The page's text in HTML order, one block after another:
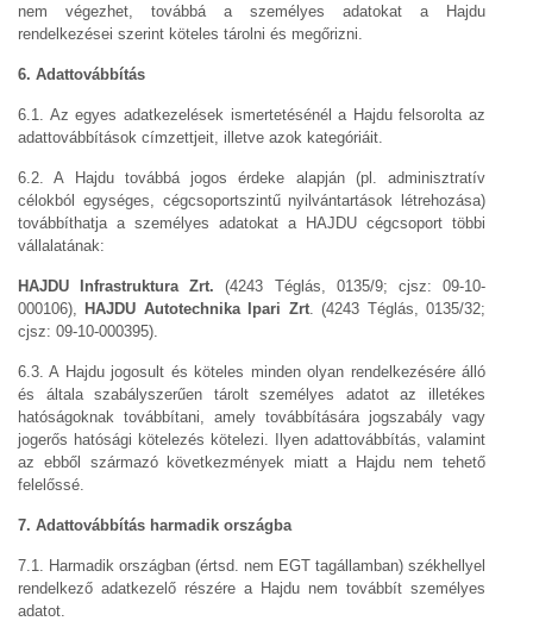
nem végezhet, továbbá a személyes adatokat a Hajdu
rendelkezései szerint köteles tárolni és megőrizni.
6. Adattovábbítás
6.1. Az egyes adatkezelések ismertetésénél a Hajdu felsorolta az
adattovábbítások címzettjeit, illetve azok kategóriáit.
6.2. A Hajdu továbbá jogos érdeke alapján (pl. adminisztratív
célokból egységes, cégcsoportszintű nyilvántartások létrehozása)
továbbíthatja a személyes adatokat a HAJDU cégcsoport többi
vállalatának:
HAJDU Infrastruktura Zrt.(4243 Téglás, 0135/9; cjsz: 09-10-
000106), HAJDU Autotechnika Ipari Zrt. (4243 Téglás, 0135/32;
cjsz: 09-10-000395).
6.3. A Hajdu jogosult és köteles minden olyan rendelkezésére álló
és általa szabályszerűen tárolt személyes adatot az illetékes
hatóságoknak továbbítani, amely továbbítására jogszabály vagy
jogerős hatósági kötelezés kötelezi. Ilyen adattovábbítás, valamint
az ebből származó következmények miatt a Hajdu nem tehető
felelőssé.
7. Adattovábbítás harmadik országba
7.1. Harmadik országban (értsd. nem EGT tagállamban) székhellyel
rendelkező adatkezelő részére a Hajdu nem továbbít személyes
adatot.